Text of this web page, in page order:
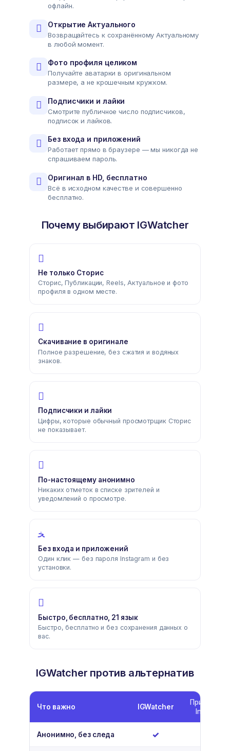
офлайн.
Открытие Актуального
Возвращайтесь к сохранённому Актуальному
в любой момент.
Фото профиля целиком
Получайте аватарки в оригинальном
размере, а не крошечным кружком.
Подписчики и лайки
Смотрите публичное число подписчиков,
подписок и лайков.
Без входа и приложений
Работает прямо в браузере — мы никогда не
спрашиваем пароль.
Оригинал в HD, бесплатно
Всё в исходном качестве и совершенно
бесплатно.
Почему выбирают IGWatcher
Не только Сторис
Сторис, Публикации, Reels, Актуальное и фото
профиля в одном месте.
Скачивание в оригинале
Полное разрешение, без сжатия и водяных
знаков.
Подписчики и лайки
Цифры, которые обычный просмотрщик Сторис
не показывает.
По-настоящему анонимно
Никаких отметок в списке зрителей и
уведомлений о просмотре.
Без входа и приложений
Один клик — без пароля Instagram и без
установки.
Быстро, бесплатно, 21 язык
Быстро, бесплатно и без сохранения данных о
вас.
IGWatcher против альтернатив
Что важно IGWatcher
Instagram
Анонимно, без следа ✓